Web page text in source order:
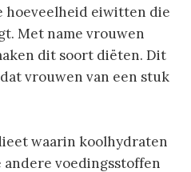
hoeveelheid eiwitten die
Met name vrouwen
dit soort diëten. Dit
vrouwen van een stuk
waarin koolhydraten
voedingsstoffen